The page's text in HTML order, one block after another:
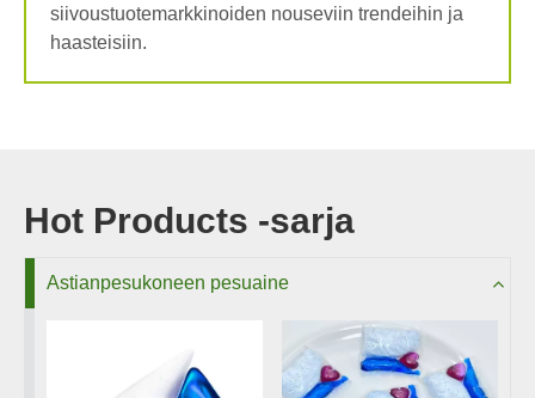
siivoustuotemarkkinoiden nouseviin trendeihin ja
haasteisiin.
Hot Products -sarja
Astianpesukoneen pesuaine